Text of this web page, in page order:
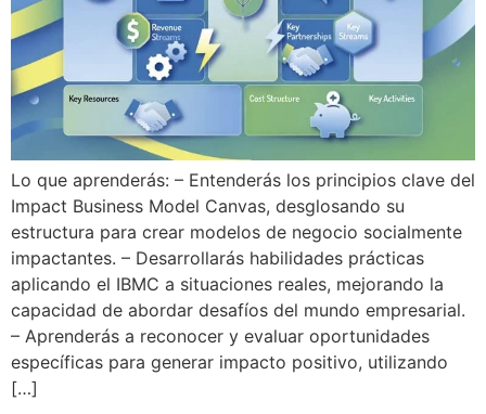
Lo que aprenderás: – Entenderás los principios clave del
Impact Business Model Canvas, desglosando su
estructura para crear modelos de negocio socialmente
impactantes. – Desarrollarás habilidades prácticas
aplicando el IBMC a situaciones reales, mejorando la
capacidad de abordar desafíos del mundo empresarial.
– Aprenderás a reconocer y evaluar oportunidades
específicas para generar impacto positivo, utilizando
[…]